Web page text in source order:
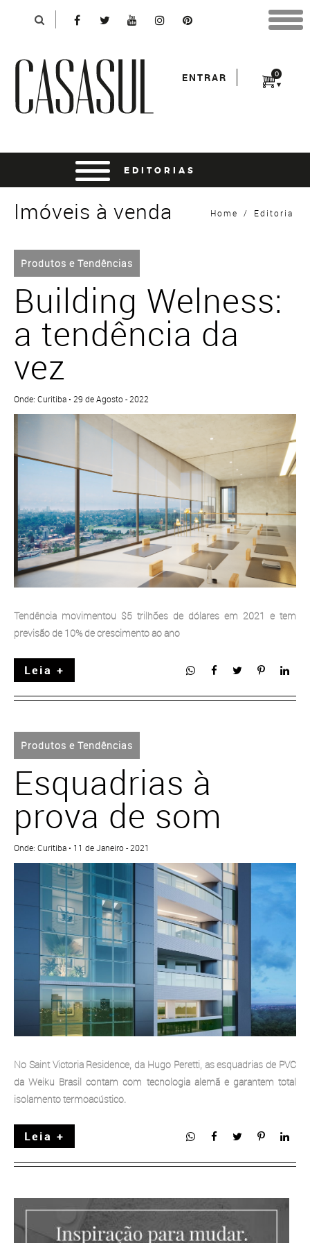
0
ENTRAR
Home / Editoria
Imóveis à venda
Produtos e Tendências
Building Welness:
a tendência da
vez
Onde: Curitiba • 29 de Agosto - 2022
Tendência movimentou $5 trilhões de dólares em 2021 e tem
previsão de 10% de crescimento ao ano
Leia +
Produtos e Tendências
Esquadrias à
prova de som
Onde: Curitiba • 11 de Janeiro - 2021
No Saint Victoria Residence, da Hugo Peretti, as esquadrias de PVC
da Weiku Brasil contam com tecnologia alemã e garantem total
isolamento termoacústico.
Leia +
*Para finalizar sua compra informe seu e-mail:
*Senha:
entrar usando o facebook